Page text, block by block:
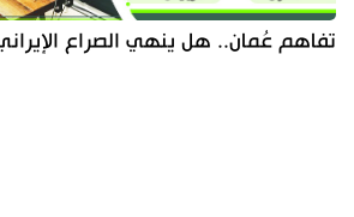
تفاهم عُمان.. هل ينهي الصراع